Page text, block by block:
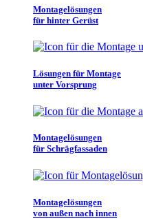
Montagelösungen
für hinter Gerüst
Lösungen für Montage
unter Vorsprung
Montagelösungen
für Schrägfassaden
Montagelösungen
von außen nach innen